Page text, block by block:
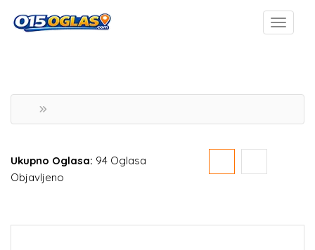
Ukupno Oglasa: 94 Oglasa
Objavljeno